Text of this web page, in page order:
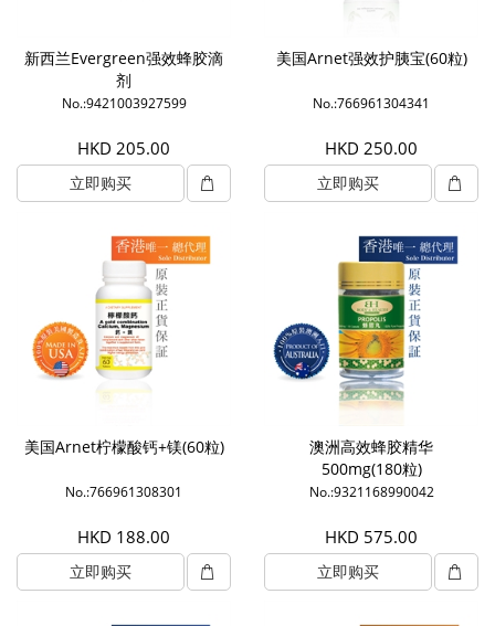
新西兰Evergreen强效蜂胶滴
剂
No.:9421003927599
HKD 205.00
立即购买
美国Arnet强效护胰宝(60粒)
No.:766961304341
HKD 250.00
立即购买
美国Arnet柠檬酸钙+镁(60粒)
No.:766961308301
HKD 188.00
立即购买
澳洲高效蜂胶精华
500mg(180粒)
No.:9321168990042
HKD 575.00
立即购买